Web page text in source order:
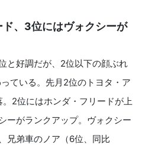
、3位にはヴォクシーが
と好調だが、2位以下の顔ぶれ
ている。先月2位のトヨタ・ア
2位にはホンダ・フリードが上
ーがランクアップ。ヴォクシー
兄弟車のノア（6位、同比